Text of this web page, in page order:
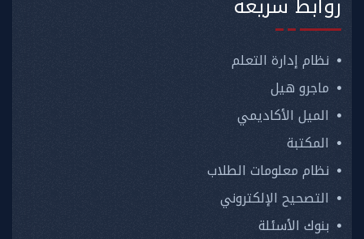
نظام إدارة التعلم
ماجرو هيل
الميل الأكاديمي
المكتبة
نظام معلومات الطلاب
التصحيح الإلكتروني
بنوك الأسئلة